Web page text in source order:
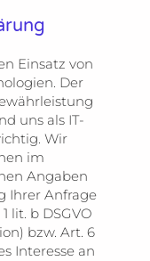
Einsatz von
Der
uns als IT-
Wir
im
Angaben
Ihrer Anfrage
lit. b DSGVO
bzw. Art. 6
Interesse an